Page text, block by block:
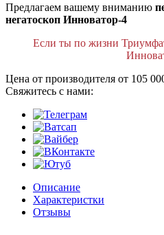
Предлагаем вашему вниманию
негатоскоп Инноватор-4
Если ты по жизни
Цена от производителя от 105
Cвяжитесь с нами:
Описание
Характеристки
Отзывы